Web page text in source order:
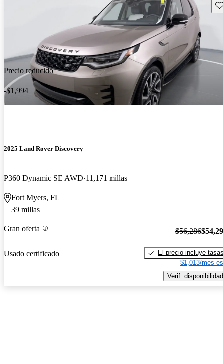
Precio reducido
-$1,994
2025 Land Rover Discovery
P360 Dynamic SE AWD 11,171 millas
Fort Myers, FL
39 millas
Gran oferta
Usado certificado
$56,286
El precio incluye tasas
$1,013/mes
Verif. disponibilidad